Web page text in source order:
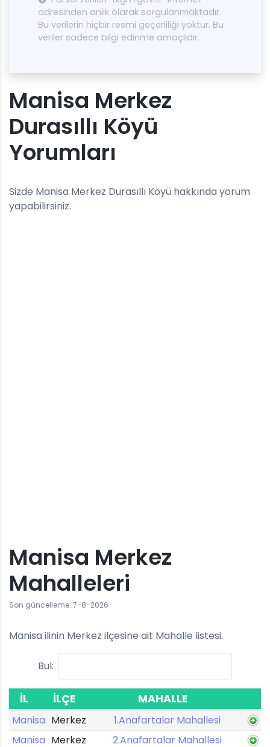
adresinden anlık olarak sorgulanmaktadır.
Bu verilerin hiçbir resmi geçerliliği yoktur. Bu
veriler sadece bilgi edinme amaçlıdır.
Manisa Merkez
Durasıllı Köyü
Yorumları
Sizde Manisa Merkez Durasıllı Köyü hakkında yorum
yapabilirsiniz.
Manisa Merkez
Mahalleleri
Son güncelleme: 7-8-2026
Manisa ilinin Merkez ilçesine ait Mahalle listesi.
Bul:
İL İLÇE MAHALLE
Manisa Merkez
1.Anafartalar Mahallesi
Manisa Merkez
2.Anafartalar Mahallesi